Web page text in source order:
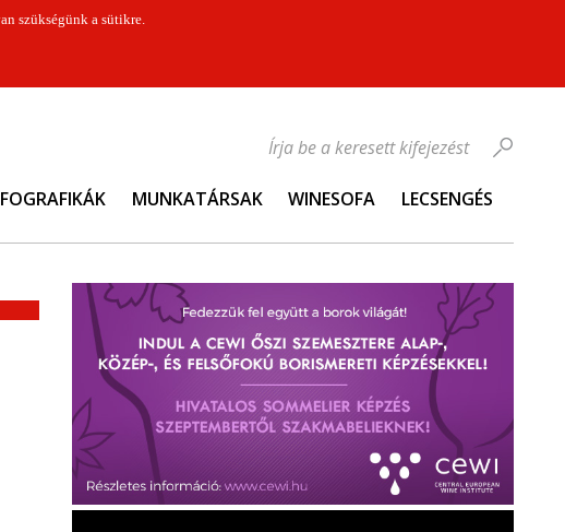
szükségünk a sütikre.
MUNKATÁRSAK WINESOFA LECSENGÉS
Írja be a keresett kifejezést